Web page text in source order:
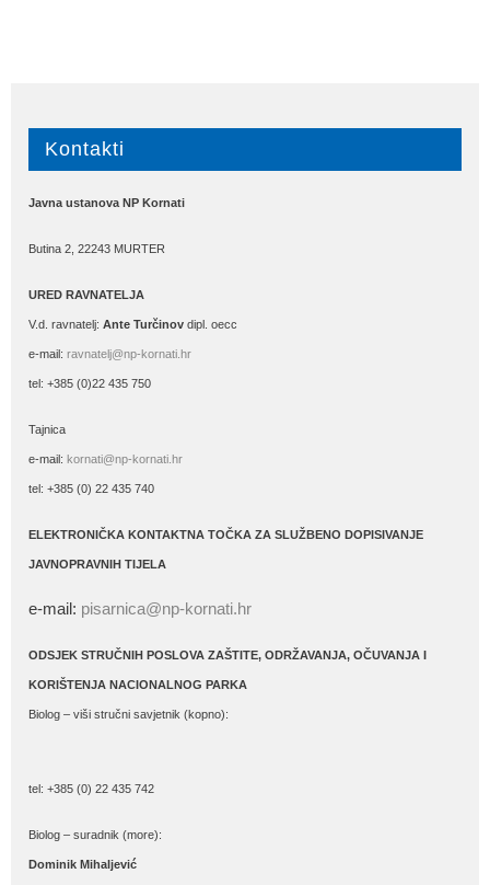
Kontakti
Javna ustanova NP Kornati
Butina 2, 22243 MURTER
URED RAVNATELJA
V.d. ravnatelj: Ante Turčinov dipl. oecc
e-mail: ravnatelj@np-kornati.hr
tel: +385 (0)22 435 750
Tajnica
e-mail: kornati@np-kornati.hr
tel: +385 (0) 22 435 740
ELEKTRONIČKA KONTAKTNA TOČKA ZA SLUŽBENO DOPISIVANJE
JAVNOPRAVNIH TIJELA
e-mail: pisarnica@np-kornati.hr
ODSJEK STRUČNIH POSLOVA ZAŠTITE, ODRŽAVANJA, OČUVANJA I
KORIŠTENJA NACIONALNOG PARKA
Biolog – viši stručni savjetnik (kopno):
tel: +385 (0) 22 435 742
Biolog – suradnik (more):
Dominik Mihaljević